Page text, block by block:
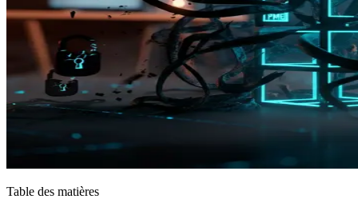
Table des matières